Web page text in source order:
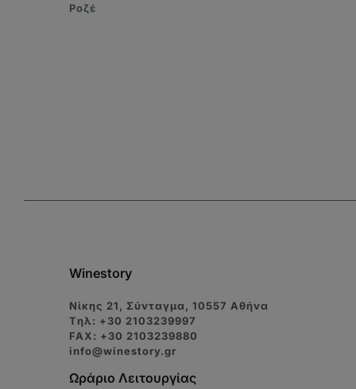
Ροζέ
Winestory
Νίκης 21, Σύνταγμα, 10557 Αθήνα
Tηλ: +30 2103239997
FAX: +30 2103239880
info@winestory.gr
Ωράριο Λειτουργίας